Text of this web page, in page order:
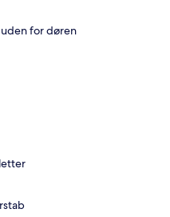
for døren